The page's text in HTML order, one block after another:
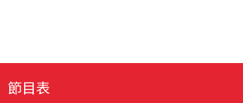
節目表